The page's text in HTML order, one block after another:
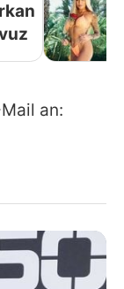
an: